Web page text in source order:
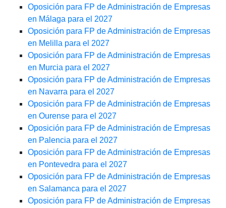
Oposición para FP de Administración de Empresas
en Málaga para el 2027
Oposición para FP de Administración de Empresas
en Melilla para el 2027
Oposición para FP de Administración de Empresas
en Murcia para el 2027
Oposición para FP de Administración de Empresas
en Navarra para el 2027
Oposición para FP de Administración de Empresas
en Ourense para el 2027
Oposición para FP de Administración de Empresas
en Palencia para el 2027
Oposición para FP de Administración de Empresas
en Pontevedra para el 2027
Oposición para FP de Administración de Empresas
en Salamanca para el 2027
Oposición para FP de Administración de Empresas